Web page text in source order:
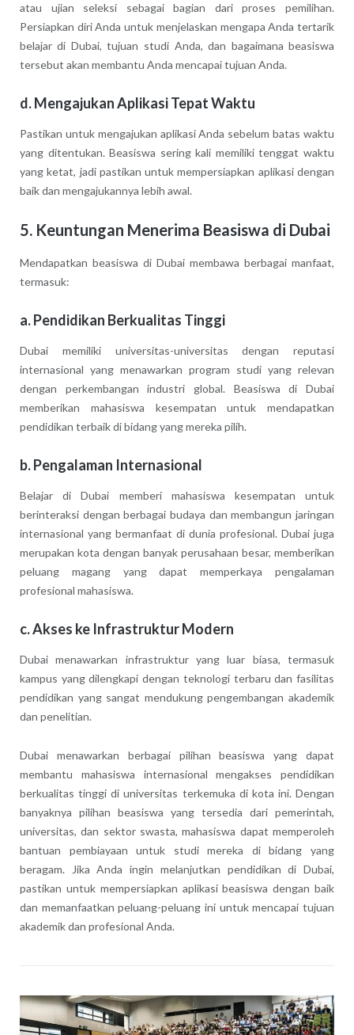
atau ujian seleksi sebagai bagian dari proses pemilihan.
Persiapkan diri Anda untuk menjelaskan mengapa Anda tertarik
belajar di Dubai, tujuan studi Anda, dan bagaimana beasiswa
tersebut akan membantu Anda mencapai tujuan Anda.
d.Mengajukan Aplikasi Tepat Waktu
Pastikan untuk mengajukan aplikasi Anda sebelum batas waktu
yang ditentukan. Beasiswa sering kali memiliki tenggat waktu
yang ketat, jadi pastikan untuk mempersiapkan aplikasi dengan
baik dan mengajukannya lebih awal.
5. Keuntungan Menerima Beasiswa di Dubai
Mendapatkan beasiswa di Dubai membawa berbagai manfaat,
termasuk:
a.Pendidikan Berkualitas Tinggi
Dubai memiliki universitas-universitas dengan reputasi
internasional yang menawarkan program studi yang relevan
dengan perkembangan industri global. Beasiswa di Dubai
memberikan mahasiswa kesempatan untuk mendapatkan
pendidikan terbaik di bidang yang mereka pilih.
b.Pengalaman Internasional
Belajar di Dubai memberi mahasiswa kesempatan untuk
berinteraksi dengan berbagai budaya dan membangun jaringan
internasional yang bermanfaat di dunia profesional. Dubai juga
merupakan kota dengan banyak perusahaan besar, memberikan
peluang magang yang dapat memperkaya pengalaman
profesional mahasiswa.
c.Akses ke Infrastruktur Modern
Dubai menawarkan infrastruktur yang luar biasa, termasuk
kampus yang dilengkapi dengan teknologi terbaru dan fasilitas
pendidikan yang sangat mendukung pengembangan akademik
dan penelitian.
Dubai menawarkan berbagai pilihan beasiswa yang dapat
membantu mahasiswa internasional mengakses pendidikan
berkualitas tinggi di universitas terkemuka di kota ini. Dengan
banyaknya pilihan beasiswa yang tersedia dari pemerintah,
universitas, dan sektor swasta, mahasiswa dapat memperoleh
bantuan pembiayaan untuk studi mereka di bidang yang
beragam. Jika Anda ingin melanjutkan pendidikan di Dubai,
pastikan untuk mempersiapkan aplikasi beasiswa dengan baik
dan memanfaatkan peluang-peluang ini untuk mencapai tujuan
akademik dan profesional Anda.